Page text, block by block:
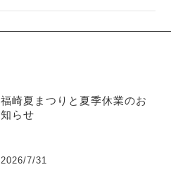
福崎夏まつりと夏季休業のお
知らせ
2026/7/31